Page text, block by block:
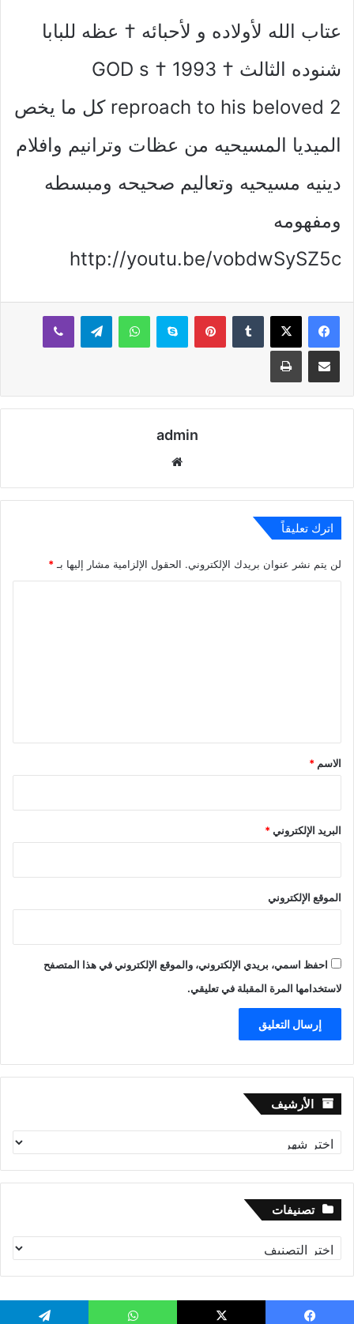
عتاب الله لأولاده و لأحبائه † عظه للبابا
شنوده الثالث † 1993 † GOD s
reproach to his beloved 2 كل ما يخص
الميديا المسيحيه من عظات وترانيم وافلام
دينيه مسيحيه وتعاليم صحيحه ومبسطه
ومفهومه
http://youtu.be/vobdwSySZ5c
بينتيريستسكايب واتساب تيلقرام ڤايبر
مشاركة عبر البريد طباعة
admin
اترك تعليقاً
لن يتم نشر عنوان بريدك الإلكتروني. الحقول الإلزامية مشار إليها بـ *
*
الاسم *
البريد الإلكتروني*
الموقع الإلكتروني
احفظ اسمي، بريدي الإلكتروني، والموقع الإلكتروني في هذا المتصفح
لاستخدامها المرة المقبلة في تعليقي.
الأرشيف الأرشيف
تصنيفات
تصنيفات